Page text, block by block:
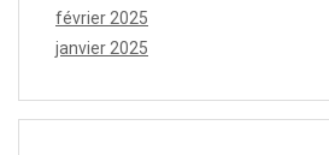
février 2025
janvier 2025